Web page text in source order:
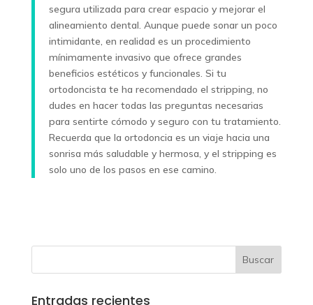
segura utilizada para crear espacio y mejorar el
alineamiento dental. Aunque puede sonar un poco
intimidante, en realidad es un procedimiento
mínimamente invasivo que ofrece grandes
beneficios estéticos y funcionales. Si tu
ortodoncista te ha recomendado el stripping, no
dudes en hacer todas las preguntas necesarias
para sentirte cómodo y seguro con tu tratamiento.
Recuerda que la ortodoncia es un viaje hacia una
sonrisa más saludable y hermosa, y el stripping es
solo uno de los pasos en ese camino.
Entradas recientes